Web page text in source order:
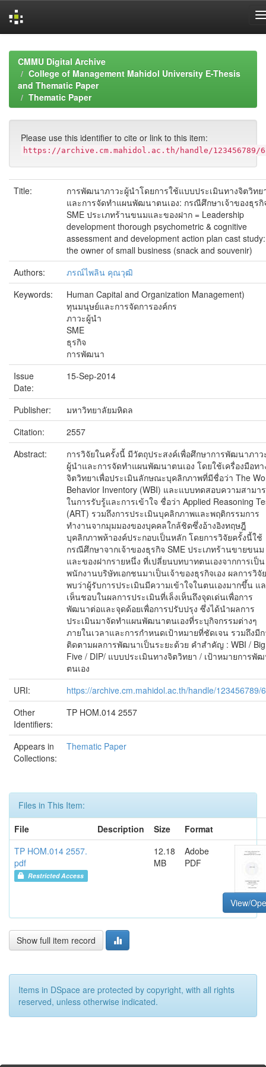
navigationCMMU Digital Archive
College of Management Mahidol University E-Thesis
and Thematic Paper
Thematic Paper
Please use this identifier to cite or link to this item:
https://archive.cm.mahidol.ac.th/handle/123456789/
Title:
การพัฒนาภาวะผู้นำโดยการใช้แบบประเมินทางจิตวิทย
และการจัดทำแผนพัฒนาตนเอง: กรณีศึกษาเจ้าของธุรกิ
SME ประเภทร้านขนมและของฝาก = Leadership
development thorough psychometric & cognitive
assessment and development action plan cast study:
the owner of small business (snack and souvenir)
Authors:
ภรณ์ไพลิน คุณวุฒิ
Keywords:
Human Capital and Organization Management)
ทุนมนุษย์และการจัดการองค์กร
ภาวะผู้นำ
SME
ธุรกิจ
การพัฒนา
Issue
Date:
15-Sep-2014
Publisher:
มหาวิทยาลัยมหิดล
Citation:
2557
Abstract:
การวิจัยในครั้งนี้ มีวัตถุประสงค์เพื่อศึกษาการพัฒนาภาว
ผู้นำและการจัดทำแผนพัฒนาตนเอง โดยใช้เครื่องมือทา
จิตวิทยาเพื่อประเมินลักษณะบุคลิกภาพที่มีชื่อว่า The
Behavior Inventory (WBI) และแบบทดสอบความสามา
ในการรับรู้และการเข้าใจ ชื่อว่า Applied Reasoning
(ART) รวมถึงการประเมินบุคลิกภาพและพฤติกรรมการ
ทำงานจากมุมมองของบุคคลใกล้ชิดซึ่งอ้างอิงทฤษฎี
บุคลิกภาพห้าองค์ประกอบเป็นหลัก โดยการวิจัยครั้งนี้ใช้
กรณีศึกษาจากเจ้าของธุรกิจ SME ประเภทร้านขายขนม
และของฝากรายหนึ่ง ที่เปลี่ยนบทบาทตนเองจากการเป็น
พนักงานบริษัทเอกชนมาเป็นเจ้าของธุรกิจเอง ผลการวิจัย
พบว่าผู้รับการประเมินมีความเข้าใจในตนเองมากขึ้น แ
เห็นชอบในผลการประเมินที่เล็งเห็นถึงจุดเด่นเพื่อการ
พัฒนาต่อและจุดด้อยเพื่อการปรับปรุง ซึ่งได้นำผลการ
ประเมินมาจัดทำแผนพัฒนาตนเองที่ระบุกิจกรรมต่างๆ
ภายในเวลาและการกำหนดเป้าหมายที่ชัดเจน รวมถึงมี
ติดตามผลการพัฒนาเป็นระยะด้วย คำสำคัญ : WBI / Big
Five / DIP/ แบบประเมินทางจิตวิทยา / เป้าหมายการพั
ตนเอง
URI:
https://archive.cm.mahidol.ac.th/handle/123456789/
Other
Identifiers:
TP HOM.014 2557
Appears in
Collections:
Thematic Paper
Files in This Item:
File
Description Size
Format
TP HOM.014 2557.
pdf
Restricted Access
12.18
MB
Adobe
PDF
View/
Show full item record
Items in DSpace are protected by copyright, with all rights
reserved, unless otherwise indicated.